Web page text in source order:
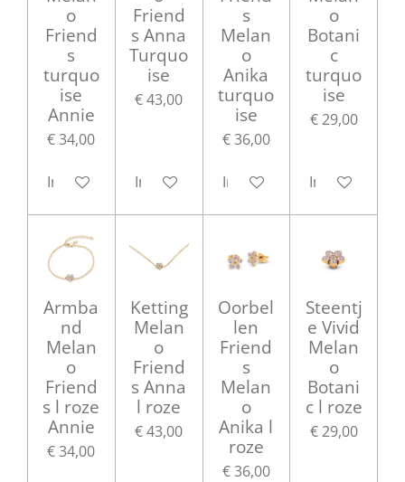
o
Friend
s
turquo
ise
Annie
€ 34,00
In winkelwagen
Friend
s Anna
Turquo
ise
€ 43,00
In winkelwagen
s
Melan
o
Anika
turquo
ise
€ 36,00
In winkelwagen
o
Botani
c
turquo
ise
€ 29,00
In
Armba
nd
Melan
o
Friend
s l roze
Annie
€ 34,00
Ketting
Melan
o
Friend
s Anna
l roze
€ 43,00
Oorbel
len
Friend
s
Melan
o
Anika l
roze
€ 36,00
Steentj
e Vivid
Melan
o
Botani
c l roze
€ 29,00